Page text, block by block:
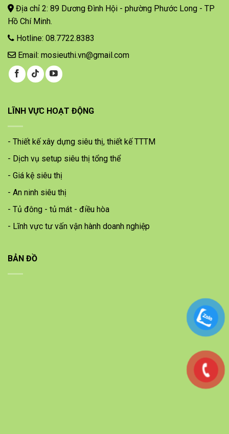
Địa chỉ 2: 89 Dương Đình Hội - phường Phước Long - TP
Hồ Chí Minh.
Hotline: 08.7722.8383
Email: mosieuthi.vn@gmail.com
LĨNH VỰC HOẠT ĐỘNG
- Thiết kế xây dựng siêu thị, thiết kế TTTM
- Dịch vụ setup siêu thị tổng thể
- Giá kệ siêu thị
- An ninh siêu thị
- Tủ đông - tủ mát - điều hòa
- Lĩnh vực tư vấn vận hành doanh nghiệp
BẢN ĐỒ